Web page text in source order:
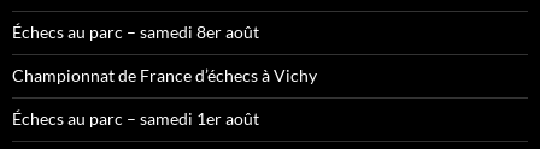
Échecs au parc – samedi 8er août
Championnat de France d’échecs à Vichy
Échecs au parc – samedi 1er août